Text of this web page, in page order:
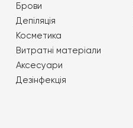
Брови
Депіляція
Косметика
Витратні матеріали
Аксесуари
Дезінфекція